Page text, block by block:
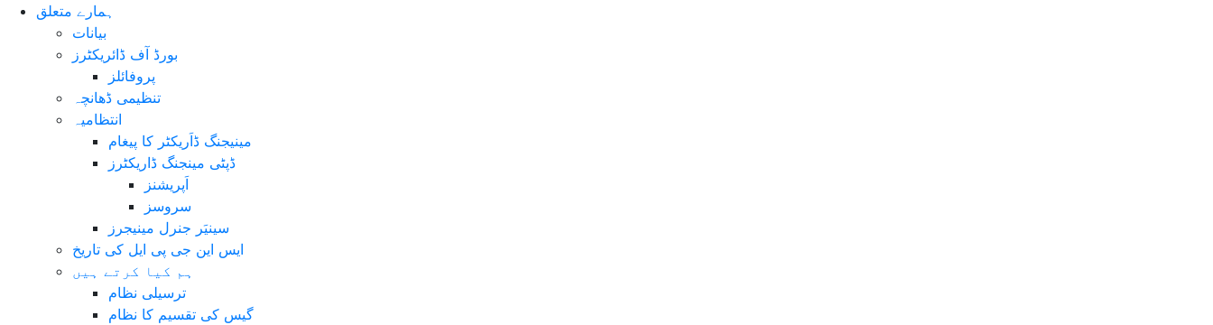
ہمارے متعلق
بیانات
بورڈ آف ڈائریکٹرز
پروفائلز
تنظیمی ڈھانچہ
انتظامیہ
مینیجنگ ڈاَریکٹر کا پیغام
ڈپٹی مینجنگ ڈاریکٹرز
اَپریشنز
سروسز
سینیَر جنرل مینیجرز
ایس این جی پی ایل کی تاریخ
ہم کیا کرتے ہیں
ترسیلی نظام
گیس کی تقسیم کا نظام